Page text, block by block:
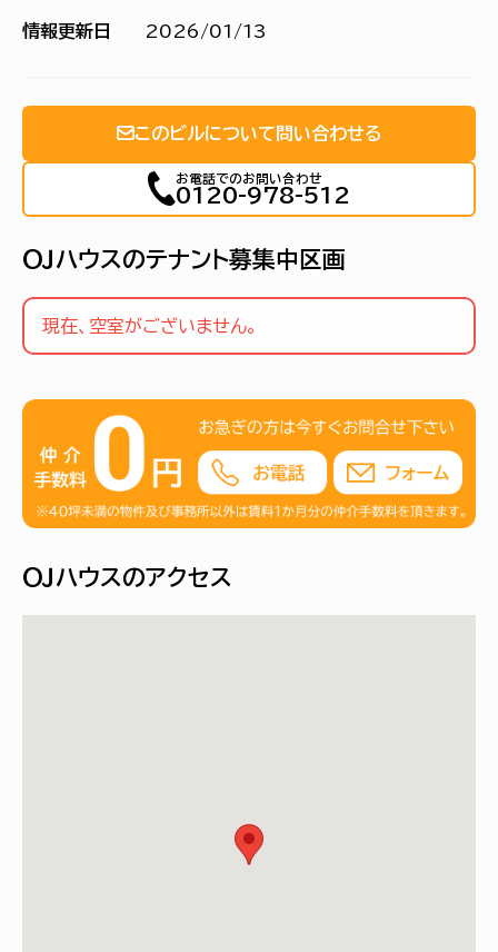
情報更新日 2026/01/13
このビルについて問い合わせる
お電話でのお問い合わせ
0120-978-512
ＯＪハウスのテナント募集中区画
現在、空室がございません。
ＯＪハウスのアクセス